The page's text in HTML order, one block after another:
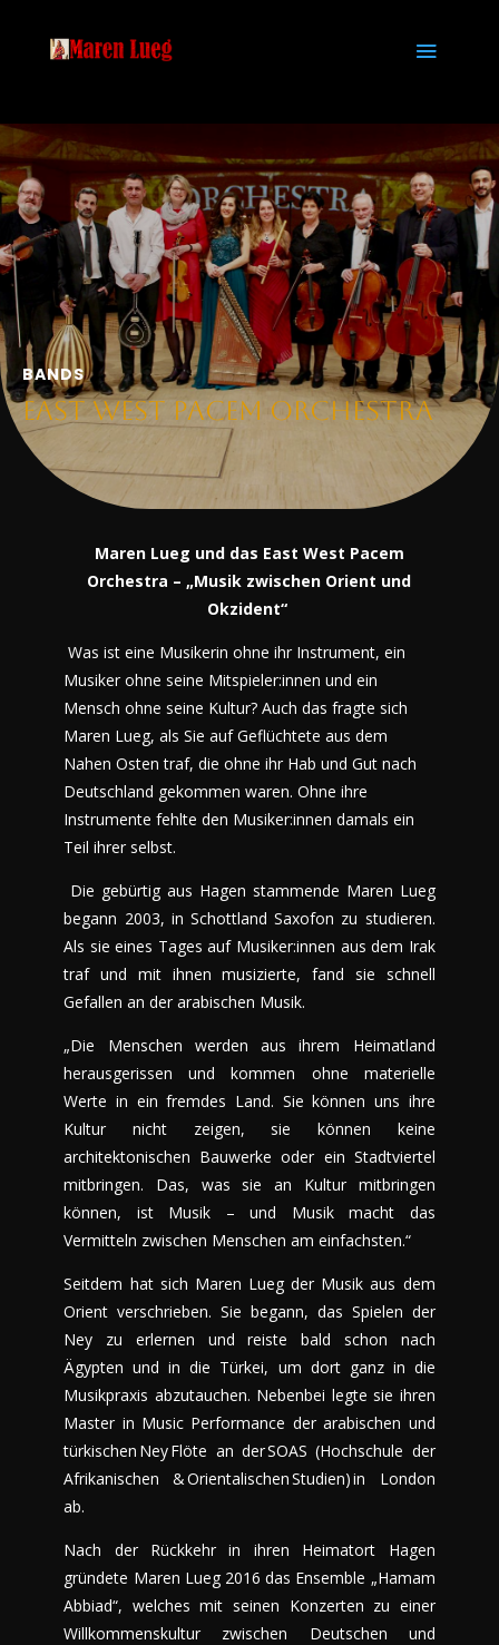
BANDS
East West Pacem Orchestra
Maren Lueg und das East West Pacem
Orchestra – „Musik zwischen Orient und
Okzident“
Was ist eine Musikerin ohne ihr Instrument, ein
Musiker ohne seine Mitspieler:innen und ein
Mensch ohne seine Kultur? Auch das fragte sich
Maren Lueg, als Sie auf Geflüchtete aus dem
Nahen Osten traf, die ohne ihr Hab und Gut nach
Deutschland gekommen waren. Ohne ihre
Instrumente fehlte den Musiker:innen damals ein
Teil ihrer selbst.
Die gebürtig aus Hagen stammende Maren Lueg
begann 2003, in Schottland Saxofon zu studieren.
Als sie eines Tages auf Musiker:innen aus dem Irak
traf und mit ihnen musizierte, fand sie schnell
Gefallen an der arabischen Musik.
„Die Menschen werden aus ihrem Heimatland
herausgerissen und kommen ohne materielle
Werte in ein fremdes Land. Sie können uns ihre
Kultur nicht zeigen, sie können keine
architektonischen Bauwerke oder ein Stadtviertel
mitbringen. Das, was sie an Kultur mitbringen
können, ist Musik – und Musik macht das
Vermitteln zwischen Menschen am einfachsten.“
Seitdem hat sich Maren Lueg der Musik aus dem
Orient verschrieben. Sie begann, das Spielen der
Ney zu erlernen und reiste bald schon nach
Ägypten und in die Türkei, um dort ganz in die
Musikpraxis abzutauchen. Nebenbei legte sie ihren
Master in Music Performance der arabischen und
türkischen Ney Flöte an der SOAS (Hochschule der
Afrikanischen & Orientalischen Studien) in London
ab.
Nach der Rückkehr in ihren Heimatort Hagen
gründete Maren Lueg 2016 das Ensemble „Hamam
Abbiad“, welches mit seinen Konzerten zu einer
Willkommenskultur zwischen Deutschen und